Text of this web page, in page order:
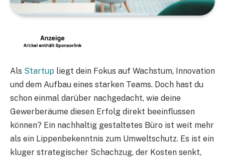
Als Startup liegt dein Fokus auf Wachstum, Innovation
und dem Aufbau eines starken Teams. Doch hast du
schon einmal darüber nachgedacht, wie deine
Gewerberäume diesen Erfolg direkt beeinflussen
können? Ein nachhaltig gestaltetes Büro ist weit mehr
als ein Lippenbekenntnis zum Umweltschutz. Es ist ein
kluger strategischer Schachzug, der Kosten senkt,